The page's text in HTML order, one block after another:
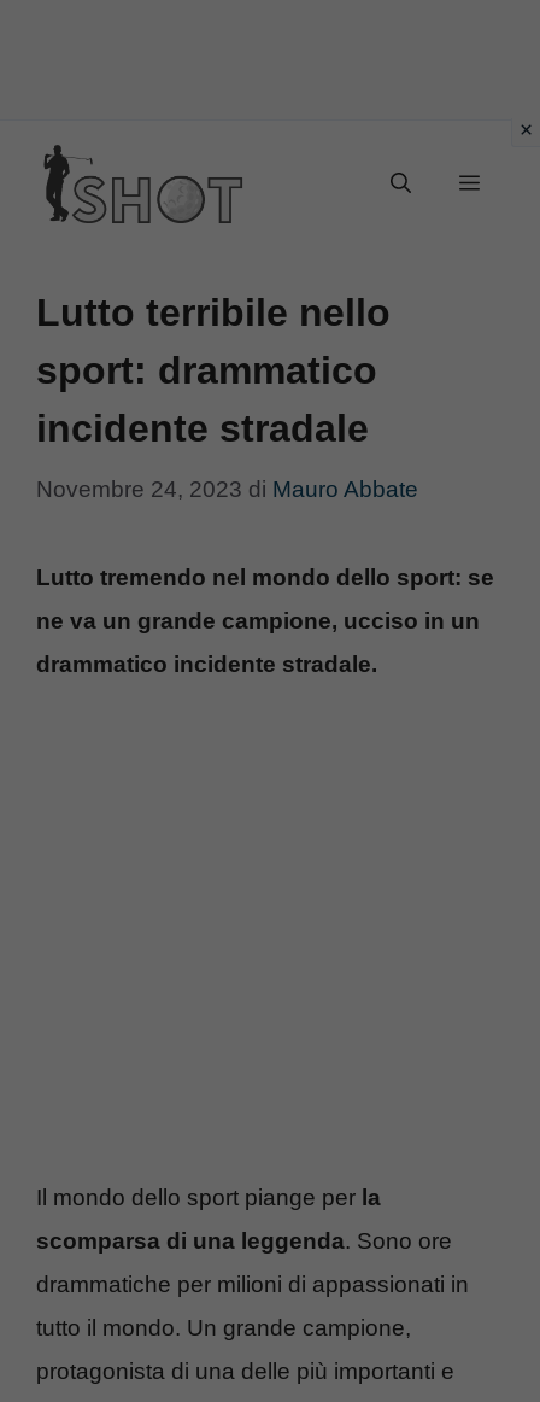
contenuto
Menu
Lutto terribile nello
sport: drammatico
incidente stradale
Novembre 24, 2023 di Mauro Abbate
Lutto tremendo nel mondo dello sport: se
ne va un grande campione, ucciso in un
drammatico incidente stradale.
Il mondo dello sport piange per la
scomparsa di una leggenda. Sono ore
drammatiche per milioni di appassionati in
tutto il mondo. Un grande campione,
protagonista di una delle più importanti e